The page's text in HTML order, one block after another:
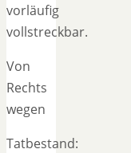
vorläufig
vollstreckbar.
Von
Rechts
wegen
Tatbestand: